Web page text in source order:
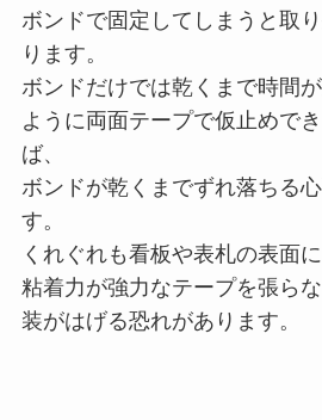
ボンドで固定してしまうと取
ります。
ボンドだけでは乾くまで時間
ように両面テープで仮止めで
ば、
ボンドが乾くまでずれ落ちる
す。
くれぐれも看板や表札の表面
粘着力が強力なテープを張ら
装がはげる恐れがあります。